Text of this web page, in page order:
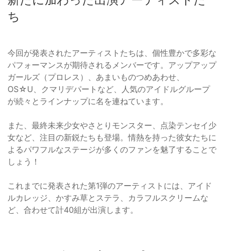
ち
今回が発表されたアーティストたちは、個性豊かで多彩な
パフォーマンスが期待されるメンバーです。アップアップ
ガールズ（プロレス）、あまいものつめあわせ、
OS☆U、クマリデパートなど、人気のアイドルグループ
が続々とラインナップに名を連ねています。
また、最終未来少女やさとりモンスター、点染テンセイ少
女など、注目の新鋭たちも登場。情熱を持った彼女たちに
よるパワフルなステージが多くのファンを魅了することで
しょう！
これまでに発表された第1弾のアーティストには、アイド
ルカレッジ、かすみ草とステラ、カラフルスクリームな
ど、合わせて計40組が出演します。